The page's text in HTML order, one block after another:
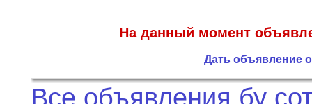
На данный момент
Дать объявление
Все объявления бу